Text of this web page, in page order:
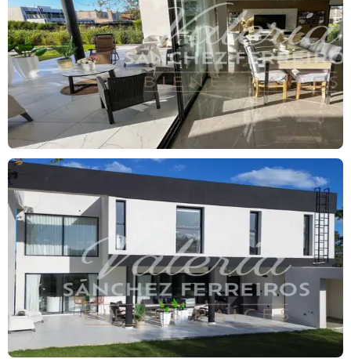
* Dos dormitorios en Master suite de medidas importantes, (con
gran baño, box de ducha, bañera y doble bacha. y vestidor).
* Dormitorio, (con baño privado y escritorio).
- Detalles de edificación:
* Sistema de Calefacción : Losa Radiante con caldera dual a gas
en todos los ambientes .
* AC inverter en todos los ambientes .
* Aberturas: PVC.
* Equipamiento de cocina: Muebles a medida, con alacenas,
mesada de silestone, Bachas de primeras marcas anafe, horno.
*Pisos: Porcelanato.
*Grifería y sanitarios: bachas de silestone, sanitarios y Grifería de
calidad.
* Piscina climatizada.
* Spa/ Sauna.
* Riego automático.
- Metros totales: 700 m2.